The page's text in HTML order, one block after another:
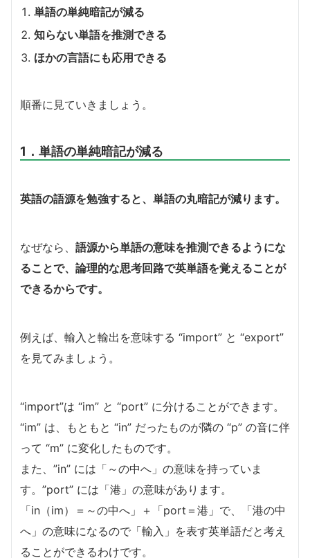
単語の単純暗記が減る
知らない単語を推測できる
ほかの言語にも応用できる
順番に見ていきましょう。
1．単語の単純暗記が減る
英語の語源を勉強すると、単語の丸暗記が減ります。
なぜなら、 語源から単語の意味を推測できるようにな
ることで、論理的な思考回路で英単語を覚えることが
できるからです。
例えば、輸入と輸出を意味する “import” と “export”
を見てみましょう。
“import”は “im” と “port” に分けることができます。
“im” は、もともと “in” だったものが隣の “p” の音に伴
って “m” に変化したものです。
また、”in” には「～の中へ」の意味を持っていま
す。”port” には「港」の意味があります。
「in（im）＝～の中へ」＋「port＝港」で、「港の中
へ」の意味になるので「輸入」を表す英単語だと考え
ることができるわけです。